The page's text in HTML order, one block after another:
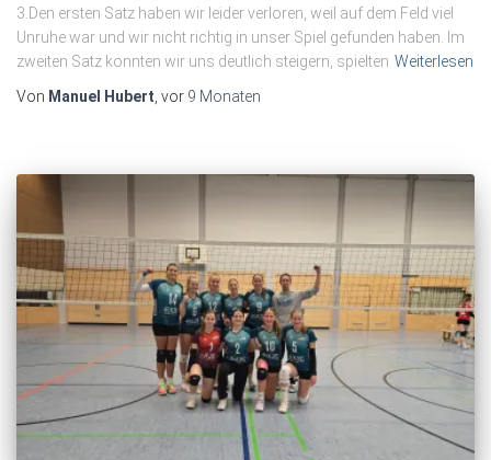
3.Den ersten Satz haben wir leider verloren, weil auf dem Feld viel
Unruhe war und wir nicht richtig in unser Spiel gefunden haben. Im
zweiten Satz konnten wir uns deutlich steigern, spielten Weiterlesen
Von Manuel Hubert, vor 9 Monaten